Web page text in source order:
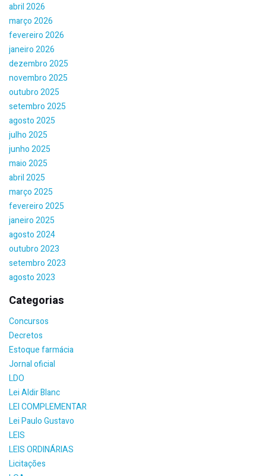
abril 2026
março 2026
fevereiro 2026
janeiro 2026
dezembro 2025
novembro 2025
outubro 2025
setembro 2025
agosto 2025
julho 2025
junho 2025
maio 2025
abril 2025
março 2025
fevereiro 2025
janeiro 2025
agosto 2024
outubro 2023
setembro 2023
agosto 2023
Categorias
Concursos
Decretos
Estoque farmácia
Jornal oficial
LDO
Lei Aldir Blanc
LEI COMPLEMENTAR
Lei Paulo Gustavo
LEIS
LEIS ORDINÁRIAS
Licitações